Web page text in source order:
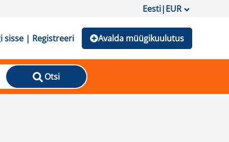
Eesti|EUR
sisse | Registreeri Avalda müügikuulutus
Otsi